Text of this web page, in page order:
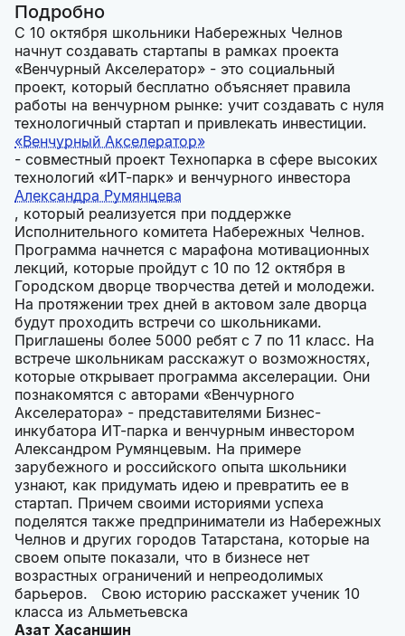
Подробно
С 10 октября школьники Набережных Челнов
начнут создавать стартапы в рамках проекта
«Венчурный Акселератор» - это социальный
проект, который бесплатно объясняет правила
работы на венчурном рынке: учит создавать с нуля
технологичный стартап и привлекать инвестиции.
«Венчурный Акселератор»
- совместный проект Технопарка в сфере высоких
технологий «ИТ-парк» и венчурного инвестора
Александра Румянцева
, который реализуется при поддержке
Исполнительного комитета Набережных Челнов.
Программа начнется с марафона мотивационных
лекций, которые пройдут с 10 по 12 октября в
Городском дворце творчества детей и молодежи.
На протяжении трех дней в актовом зале дворца
будут проходить встречи со школьниками.
Приглашены более 5000 ребят с 7 по 11 класс. На
встрече школьникам расскажут о возможностях,
которые открывает программа акселерации. Они
познакомятся с авторами «Венчурного
Акселератора» - представителями Бизнес-
инкубатора ИТ-парка и венчурным инвестором
Александром Румянцевым. На примере
зарубежного и российского опыта школьники
узнают, как придумать идею и превратить ее в
стартап. Причем своими историями успеха
поделятся также предприниматели из Набережных
Челнов и других городов Татарстана, которые на
своем опыте показали, что в бизнесе нет
возрастных ограничений и непреодолимых
барьеров. Свою историю расскажет ученик 10
класса из Альметьевска
Азат Хасаншин